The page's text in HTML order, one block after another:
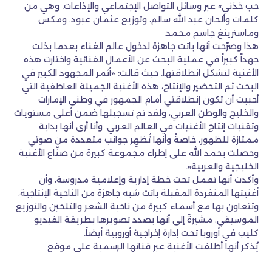
حب خذني» عبر وسائل التواصل الإجتماعي والإذاعات. وهي من
كلمات وألحان عبد الله سالم، وتوزيع عثمان عبود، ومكس
وماسترينغ جاسم محمد.
هذا وصرّحت أنها باتت جاهزة لدخول عالم الغناء بعدما بذلت
جهداً كبيراً في عملية البحث عن الأعمال الغنائية واختارت هذه
الأغنية لتشكل انطلاقتها. حيث قالت: «أثمر المجهود الكبير في
البحث ثم التحضير والإنتاج، هذه الأغنية الجميلة العاطفية التي
أحببت أن تكون إنطلاقتي أمام الجمهور في وطني الإمارات
والخليج والوطن العربي، ولقد تم تسجيلها ضمن أعلى مستويات
وتقنيات إنتاج الأغنيات في العالم العربي. وأنا أرى أنها بداية
ممتازة للظهور، خاصةً وأنها تُظهِر جوانب متعددة من صوتي
وحصلت بحمد الله على إطراء مجموعة كبيرة من صنّاع الأغنية
الخليجية والعربية».
وأكدت أنها تعمل تحت خطة إدارية وإعلامية مدروسة، وأن
أغنيتها المنفردة المقبلة باتت شبه جاهزة من الناحية الإنتاجية،
وتتعاون بها مع أسماء كبيرة من ناحية الشعر والتلحين والتوزيع
الموسيقي، مشيرةً إلى أنها بصدد تصويرها بطريقة الفيديو
كليب في أوروبا تحت إدارة إخراجية أوروبية أيضاً.
يُذكر أنها أطلقت الأغنية عبر قناتها الرسمية على موقع